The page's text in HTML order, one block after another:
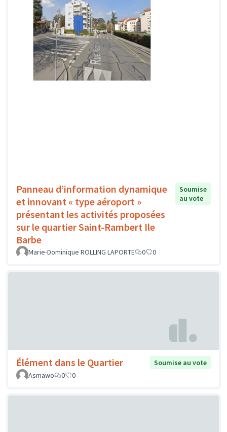
Panneau d’information dynamique
et innovant « type aéroport »
présentant les activités proposées
sur le quartier Saint-Rambert Ile
Barbe
Soumise
au vote
Marie-Dominique ROLLING LAPORTE 0 0
Élément dans le Quartier
Soumise au vote
Asmawo
0 0